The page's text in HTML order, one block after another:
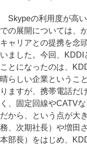
Skypeの利用度が高
での展開については、
キャリアとの提携を念
いました。今回、KDDI
ことになったのは、
晴らしい企業というこ
りますが、携帯電話だ
く、固定回線やCATV
だから、という点が大
務、次期社長）や増田
本部長）をはじめ、